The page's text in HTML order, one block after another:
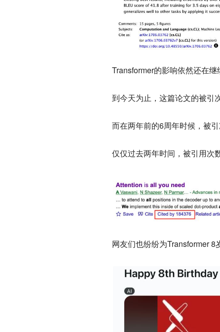
Transformer的影响依然还在继
到今天为止， 这篇论文的被引
而在两年前的6周年时候，被引
仅仅过去两年时间，被引用次
网友们也纷纷为Transformer 8